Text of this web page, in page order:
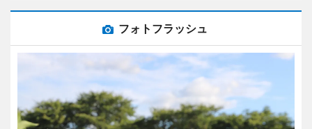
フォトフラッシュ